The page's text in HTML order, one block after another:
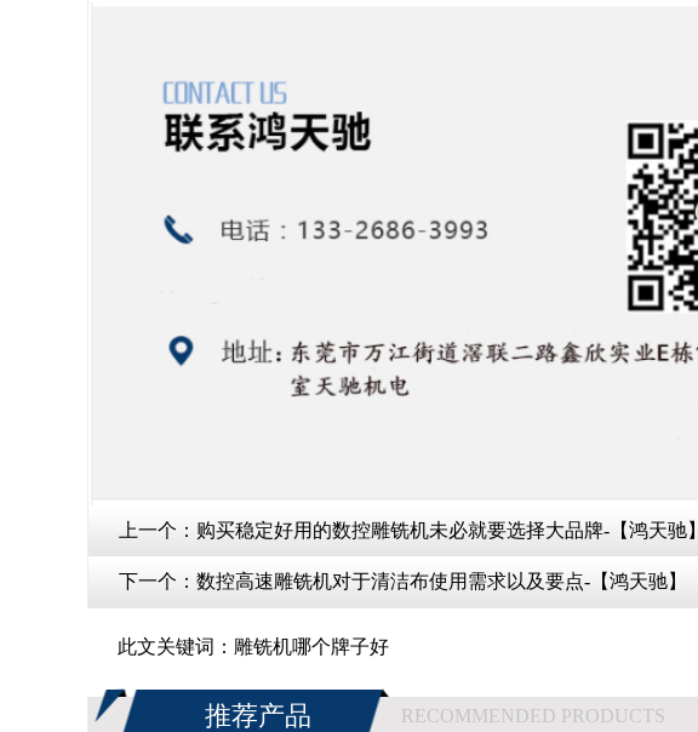
上一个： 购买稳定好用的数控雕铣机未必就要选择大品牌-【鸿天驰】
下一个： 数控高速雕铣机对于清洁布使用需求以及要点-【鸿天驰】
此文关键词： 雕铣机哪个牌子好
推荐产品 RECOMMENDED PRODUCTS